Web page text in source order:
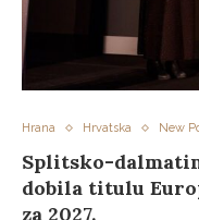
Hrana Hrvatska New
Splitsko-
dobila titulu
za 2027.